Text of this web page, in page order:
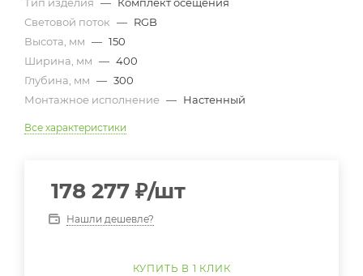
Световой поток — RGB
Высота, мм — 150
Ширина, мм — 400
Глубина, мм — 300
Монтажное исполнение — Настенный
Все характеристики
178 277 ₽/шт
Нашли дешевле?
КУПИТЬ В 1 КЛИК